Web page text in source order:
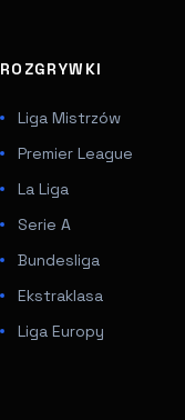
ROZGRYWKI
Liga Mistrzów
Premier League
La Liga
Serie A
Bundesliga
Ekstraklasa
Liga Europy